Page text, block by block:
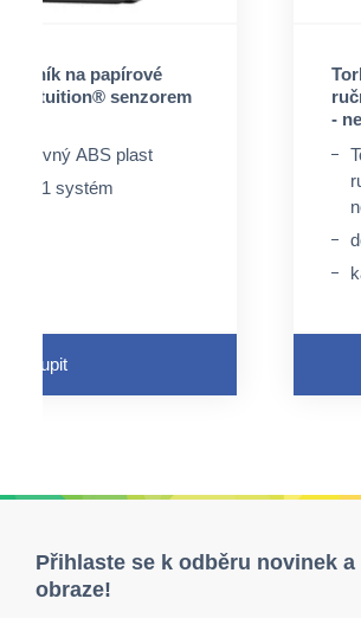
na papírové
s Intuition® senzorem
ABS plast
H1 systém
Koupit
-
Přihlaste se k odběru novinek
obraze!